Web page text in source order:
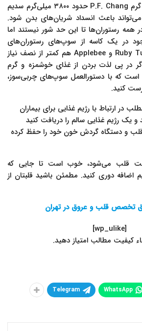
یک کاسه سوپ ترش و گرم P.F. Chang حدود ۳۸۰۰ میلی‌گرم سدیم
باعث انسداد شریان‌های بدن شود.
همه رستوران‌ها تا این حد شور نیستند اما
در یک کاسه از سوپ‌های رستوران‌های
زنجیره‌ای مانند Ruby Tuesday و Applebee هم کمتر از نصف نیاز
در پی لذت بردن از غذای خوشمزه و گرم‌
است که با دستورالعمل‌ سوپ‌های چربی‌سوز،
کنید.
در ارتباط با رژیم غذایی برای بیماران
یک رژیم غذایی سالم را دریافت کنید
و دستگاه گردش خون خود را حفظ کرده
قلب می‌شود، خوب است تا جایی که
اضافه دوری کنید. مطمئن باشید قلبتان از
تخصص قلب و عروق در تهران
[wp_ulike]
کیفیت مطالب امتیاز دهید
WhatsApp
Telegram